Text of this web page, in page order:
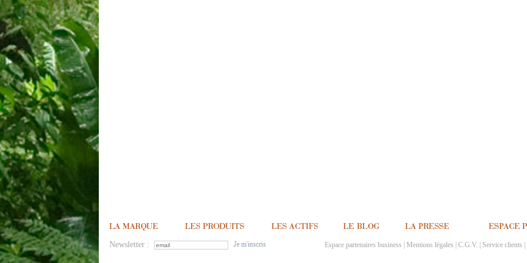
Newsletter : Espace partenaires business | Mentions légales | C.G.V. | Service clients |